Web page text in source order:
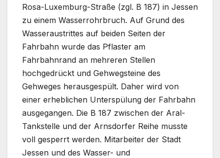
Rosa-Luxemburg-Straße (zgl. B 187) in Jessen
zu einem Wasserrohrbruch. Auf Grund des
Wasseraustrittes auf beiden Seiten der
Fahrbahn wurde das Pflaster am
Fahrbahnrand an mehreren Stellen
hochgedrückt und Gehwegsteine des
Gehweges herausgespült. Daher wird von
einer erheblichen Unterspülung der Fahrbahn
ausgegangen. Die B 187 zwischen der Aral-
Tankstelle und der Arnsdorfer Reihe musste
voll gesperrt werden. Mitarbeiter der Stadt
Jessen und des Wasser- und